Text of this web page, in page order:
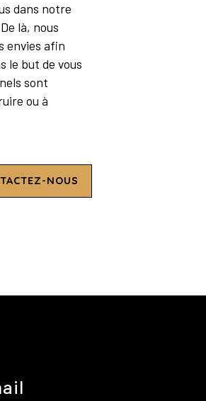
dans notre
là, nous
envies afin
le but de vous
sont
ou à
NOUS